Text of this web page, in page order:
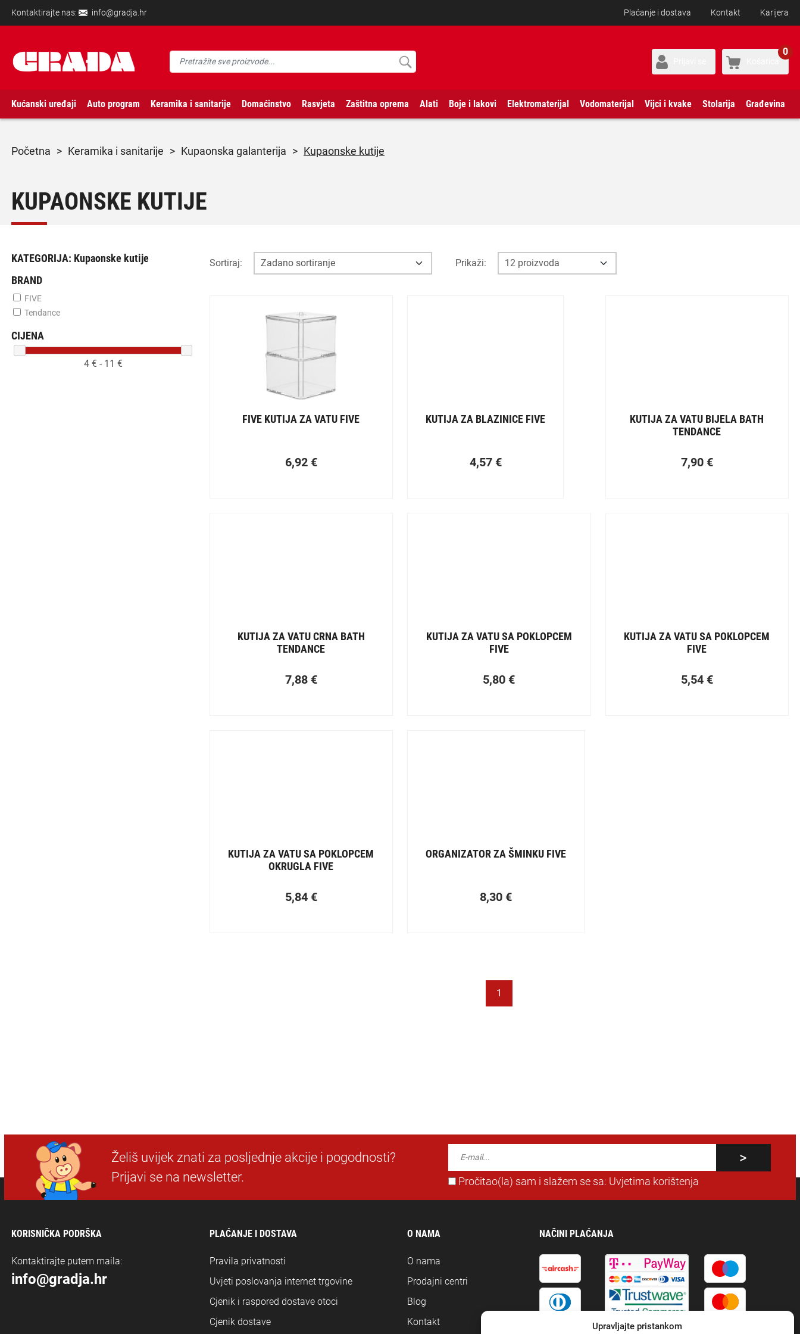
Upravljajte pristankom
Kontaktirajte nas: info@gradja.hr Plaćanje i dostava Kontakt Karijera
0
Kućanski uređaji Auto program Keramika i sanitarije Domaćinstvo Rasvjeta Zaštitna oprema Alati Boje i lakovi Elektromaterijal Vodomaterijal Vijci i kvake Stolarija Građevina
početna > keramika i sanitarije > kupaonska galanterija > Kupaonske kutije
KUPAONSKE KUTIJE
KATEGORIJA: Kupaonske kutije
BRAND
FIVE
Tendance
CIJENA
4€ - 11 €
Sortiraj: Prikaži:
FIVE KUTIJA ZA VATU FIVE
6,92 €
KUTIJA ZA BLAZINICE FIVE
4,57 €
KUTIJA ZA VATU BIJELA BATH
TENDANCE
7,90 €
KUTIJA ZA VATU CRNA BATH
TENDANCE
7,88 €
KUTIJA ZA VATU SA POKLOPCEM
FIVE
5,80 €
KUTIJA ZA VATU SA POKLOPCEM
FIVE
5,54 €
KUTIJA ZA VATU SA POKLOPCEM
OKRUGLA FIVE
5,84 €
ORGANIZATOR ZA ŠMINKU FIVE
8,30 €
1
Želiš uvijek znati za posljednje akcije i pogodnosti?
Prijavi se na newsletter.
Pročitao(la) sam i slažem se sa: Uvjetima korištenja
KORISNIČKA PODRŠKA
Kontaktirajte putem maila:
info@gradja.hr
PLAĆANJE I DOSTAVA
Pravila privatnosti
Uvjeti poslovanja internet trgovine
Cjenik i raspored dostave otoci
Cjenik dostave
O NAMA
O nama
Prodajni centri
Blog
Kontakt
NAČINI PLAĆANJA